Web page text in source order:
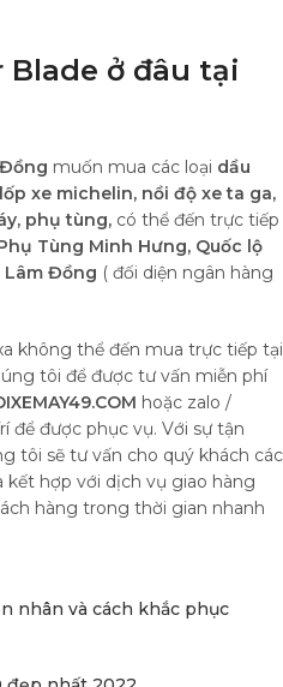
Blade ở đâu tại
muốn mua các loại dầu
lốp xe michelin, nồi độ xe ta ga,
phụ tùng, có thể đến trực tiếp
Tùng Minh Hưng, Quốc lộ
Lâm Đồng ( đối diện ngân hàng
không thể đến mua trực tiếp tại
tôi để được tư vấn miễn phí
hoặc zalo /
để được phục vụ. Với sự tận
tôi sẽ tư vấn cho quý khách các
kết hợp với dịch vụ giao hàng
hàng trong thời gian nhanh
nhân và cách khắc phục